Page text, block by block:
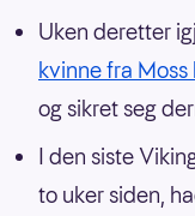
Uken deretter
kvinne fra
og sikret seg
I den siste
to uker siden,